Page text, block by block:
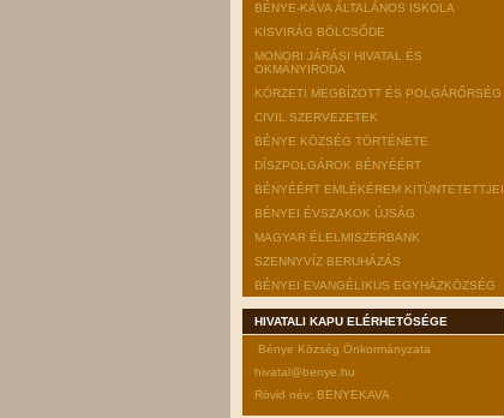
BÉNYE-KÁVA ÁLTALÁNOS ISKOLA
KISVIRÁG BÖLCSŐDE
MONORI JÁRÁSI HIVATAL ÉS
OKMÁNYIRODA
KÖRZETI MEGBÍZOTT ÉS POLGÁRŐRSÉG
CIVIL SZERVEZETEK
BÉNYE KÖZSÉG TÖRTÉNETE
DÍSZPOLGÁROK BÉNYÉÉRT
BÉNYÉÉRT EMLÉKÉREM KITÜNTETETTJEI
BÉNYEI ÉVSZAKOK ÚJSÁG
MAGYAR ÉLELMISZERBANK
SZENNYVÍZ BERUHÁZÁS
BÉNYEI EVANGÉLIKUS EGYHÁZKÖZSÉG
HIVATALI KAPU ELÉRHETŐSÉGE
Bénye Község Önkormányzata
hivatal@benye.hu
Rövid név: BENYEKAVA